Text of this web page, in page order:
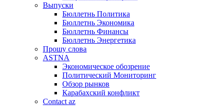
Выпуски
Бюллетнь Политика
Бюллетнь Экономика
Бюллетнь Финансы
Бюллетнь Энергетика
Прошу слова
ASTNA
Экономическое обозрение
Политический Мониторинг
Обзор рынков
Карабахский конфликт
Contact az